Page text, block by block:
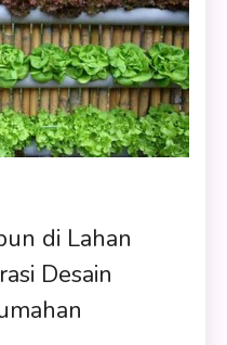
di Lahan
Desain